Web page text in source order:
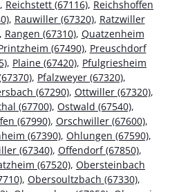
, Reichstett (67116), Reichshoffen
, Rauwiller (67320), Ratzwiller
Rangen (67310), Quatzenheim
(67490), Preuschdorf
, Plaine (67420), Pfulgriesheim
, Pfalzweyer (67320),
(67290), Ottwiller (67320),
(67700), Ostwald (67540),
(67990), Orschwiller (67600),
(67390), Ohlungen (67590),
(67340), Offendorf (67850),
(67520), Obersteinbach
, Obersoultzbach (67330),